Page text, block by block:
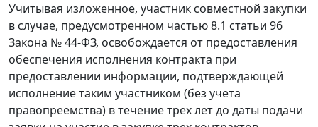
Учитывая изложенное, участник совместной закупки
в случае, предусмотренном частью 8.1 статьи 96
Закона № 44-ФЗ, освобождается от предоставления
обеспечения исполнения контракта при
предоставлении информации, подтверждающей
исполнение таким участником (без учета
правопреемства) в течение трех лет до даты подачи